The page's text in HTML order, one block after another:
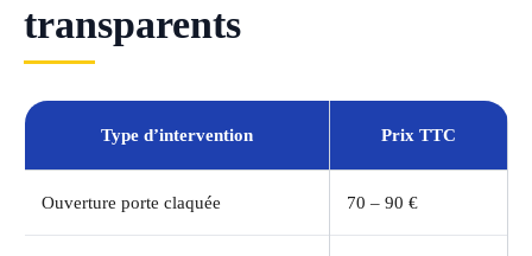
transparents
Type d’intervention Prix TTC
Ouverture porte claquée 70 – 90 €